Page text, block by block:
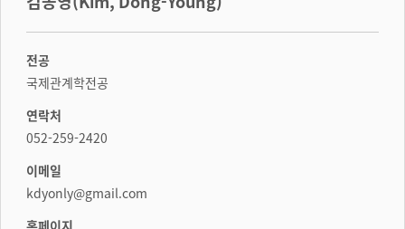
전공
국제관계학전공
연락처
052-259-2420
이메일
kdyonly@gmail.com
홈페이지